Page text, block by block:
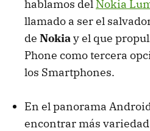
hablamos del Nokia
llamado a ser el
de Nokiay el que
Phone como tercera
los Smartphones.
En el panorama
encontrar más